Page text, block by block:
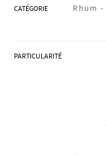
BLOG
CATÉGORIE Rhum -
PARTICULARITÉ